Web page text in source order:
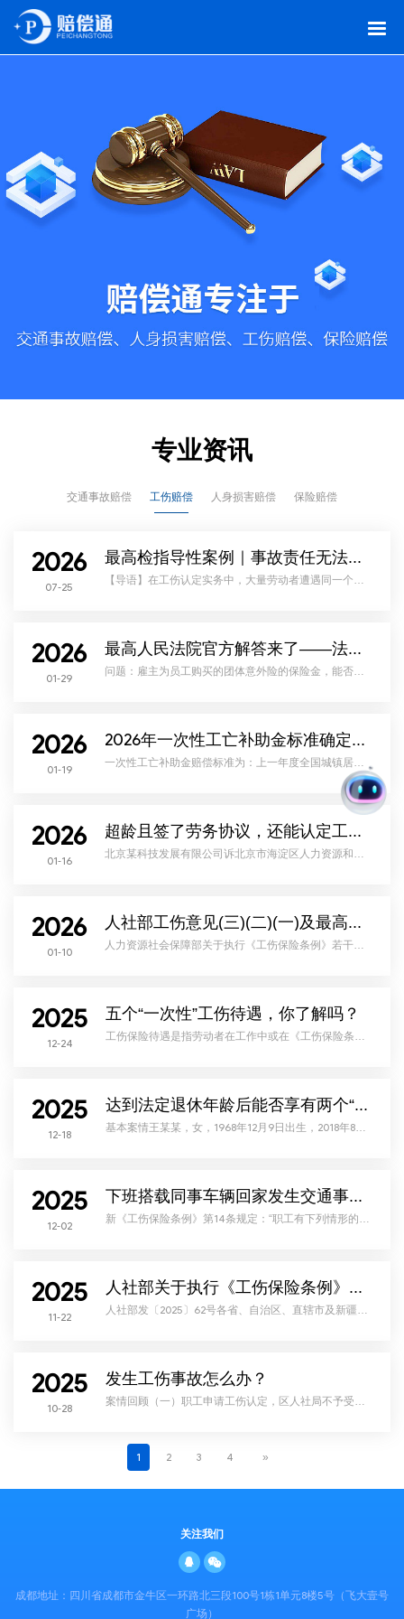
专业资讯
交通事故赔偿 工伤赔偿 人身损害赔偿 保险赔偿
2026
07-25
最高检指导性案例｜事故责任无法认定，不得拒绝工伤认定！举证责任不在劳动者
【导语】在工伤认定实务中，大量劳动者遭遇同一个维
权困境：上下班途中、因工外出发生交通事故，因属于
今，最高检检例第 205 号彻底终结这一错误裁判逻辑，
确立全国统一规则：交通事故责任无法查清的，举证责
任归行政机关
2026
01-29
最高人民法院官方解答来了——法答网精选答问（第三十五批）
问题：雇主为员工购买的团体意外险的保险金，能否冲
抵雇主赔偿责任？雇主承担赔偿责任后能否获得意外险
险，不得指定被保险人及其近亲属以外的人为受益人。
其立法本意在于，消除用人单位优势地位的影响，保障
劳动者的权益。实践
2026
01-19
2026年一次性工亡补助金标准确定：1130040元｜全国统一
一次性工亡补助金赔偿标准为：上一年度全国城镇居民
人均可支配收入的20倍。2026年1月19日上午，2025年
国民经济运行情况新闻发布会召开，会上发布了一个重
要数据即2025年度全国城镇居民人均可支配收入为
56502元，则劳动者一次性工亡补助金标准同步进行调
整：56502元×20=1130040元 详情如下：2026年1月19日
上午10点，国务院新闻办公室举行2025年国民经济运行
情况新闻发布会，国
2026
01-16
超龄且签了劳务协议，还能认定工伤吗?
北京某科技发展有限公司诉北京市海淀区人力资源和社
会保障局工伤保险资格认定案——超过法定退休年龄的
员工。2022年10月27日11时33分左右，席某花在中午下
班后乘坐单位同事吴某驾驶的电动三轮摩托车从单位种
植园
2026
01-10
人社部工伤意见(三)(二)(一)及最高法工伤司法解释全汇总（附：工伤赔偿费用清单）
人力资源社会保障部关于执行《工伤保险条例》若干问
题的意见（三）人社部发〔2025〕62号各省、自治区、
出如下意见。一、《条例》第十四条和第十五条规定
的“工作时间”的认定，应当考虑是否属于法律规定的或者
用人单位要求职
2025
12-24
五个“一次性”工伤待遇，你了解吗？
工伤保险待遇是指劳动者在工作中或在《工伤保险条
例》规定的与工作有关的特殊情况下，因意外伤害或患
一级伤残为27个月的本人工资，二级伤残为25个月的本
人工资，三级伤残为23个月的本人工资，四级伤残为21
个月的本
2025
12-18
达到法定退休年龄后能否享有两个“一次性”补助金？
基本案情王某某，女，1968年12月9日出生，2018年8月
至某塑料制品公司上班，同年9月11日在工作过程中受
次性医疗补助金、一次性伤残就业补助金后，王某某提
起诉讼。意见分歧关于某塑料制品公司是否需
2025
12-02
下班搭载同事车辆回家发生交通事故，能否认定为工伤
新《工伤保险条例》第14条规定：“职工有下列情形的，
应当认定为工伤：……（六）在上下班途中，受到非本
内经过合理路线。这个合理路线，可以理解为往返于工
作单位和职工居住地的一个合理的路线。 依据新
2025
11-22
人社部关于执行《工伤保险条例》若干问题的意见（三）（2025.11.13）
人社部发〔2025〕62号各省、自治区、直辖市及新疆生
产建设兵团人力资源社会保障厅（局）：为更好地贯彻
考虑是否属于法律规定的或者用人单位要求职工工作的
时间。包括但不限于：（1）法律规定的工作时间；
（2）劳
2025
10-28
发生工伤事故怎么办？
案情回顾（一）职工申请工伤认定，区人社局不予受理
1990年7月18日，快捷客运场站经营有限公司的职工杨军
直到1993年7月21日，医院才通知他可以住院进行手术治
疗。2017年5月16日，杨军向区人社局提出工伤认定申
请，要求认定他在工作中受到的伤害为工伤。2017年5月
1 2 3 4 »
关注我们
成都地址：四川省成都市金牛区一环路北三段100号1栋1单元8楼5号（飞大壹号
广场）